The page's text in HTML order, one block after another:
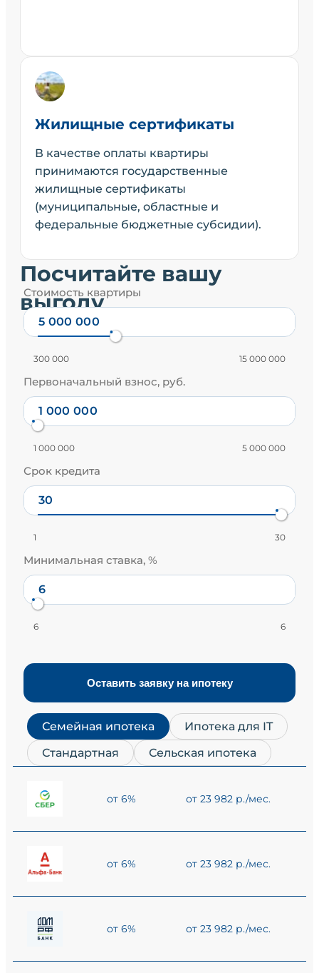
Жилищные сертификаты
В качестве оплаты квартиры
принимаются государственные
жилищные сертификаты
(муниципальные, областные и
федеральные бюджетные субсидии).
Посчитайте вашу
выгоду
Стоимость квартиры
300 000 15 000 000
Первоначальный взнос, руб.
1 000 000 5 000 000
Срок кредита
1 30
Минимальная ставка, %
6 6
Оставить заявку на ипотеку
Семейная ипотека
Ипотека для IT
Стандартная
Сельская ипотека
от 6% от 23 982 р./мес.
от 6% от 23 982 р./мес.
от 6% от 23 982 р./мес.